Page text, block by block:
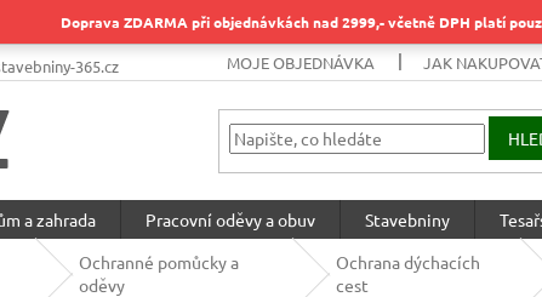
Doprava ZDARMA při objednávkách nad 2999,- včetně DPH platí
365.cz MOJE OBJEDNÁVKA JAK
a zahrada Pracovní oděvy a obuv Stavebniny
Ochranné pomůcky a
oděvy
Ochrana dýchacích
cest